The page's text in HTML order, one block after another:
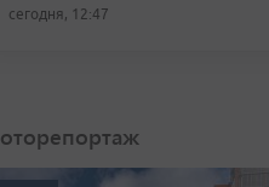
сегодня, 12:47